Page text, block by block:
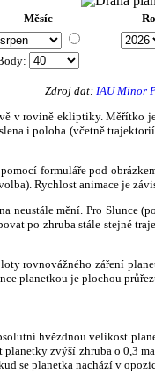
Měsíc
:
Zdroj dat: IAU Minor
v rovině ekliptiky.
i poloha (včetně
formuláře pod
Rychlost animace je
neustále mění. Pro
po zhruba stále
rovnovážného záření
planetkou je plochou
hvězdnou velikost
planetky zvýší zhruba o 0,3
se planetka nachází v